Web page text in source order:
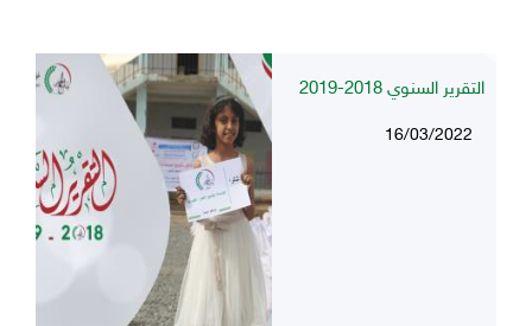
التقرير السنوي 2018-2019
16/03/2022